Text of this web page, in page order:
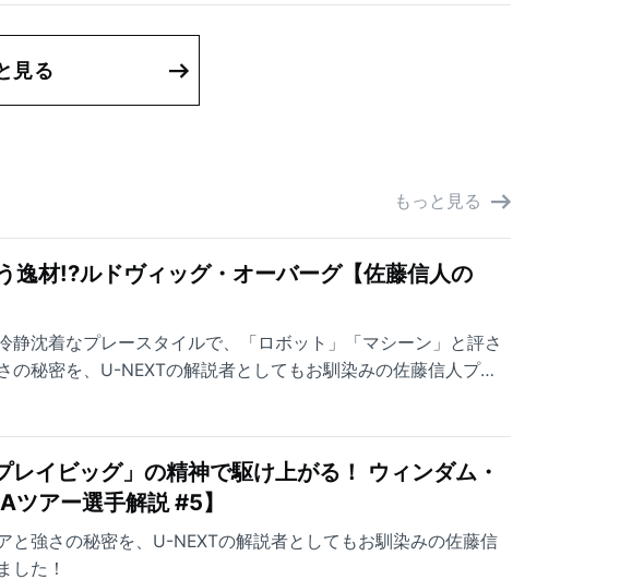
見る
もっと見る
逸材!?ルドヴィッグ・オーバーグ【佐藤信人の
静沈着なプレースタイルで、「ロボット」「マシーン」と評さ
の秘密を、U-NEXTの解説者としてもお馴染みの佐藤信人プロ
イビッグ」の精神で駆け上がる！ ウィンダム・
ツアー選手解説 #5】
と強さの秘密を、U-NEXTの解説者としてもお馴染みの佐藤信
した！